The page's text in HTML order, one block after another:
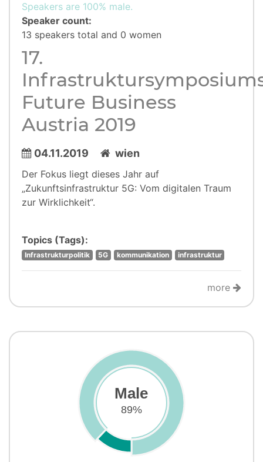
Speakers are 100% male.
Speaker count:
13 speakers total and 0 women
17.
Future Business
Austria 2019
04.11.2019 wien
Der Fokus liegt dieses Jahr auf
„Zukunftsinfrastruktur 5G: Vom digitalen Traum
zur Wirklichkeit“.
Topics (Tags):
Infrastrukturpolitik 5G kommunikation infrastruktur
more
Male
89%